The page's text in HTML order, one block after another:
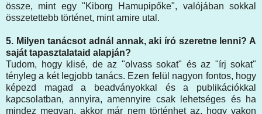
össze, mint egy "Kiborg Hamupipőke", valójában sokkal
összetettebb történet, mint amire utal.
5. Milyen tanácsot adnál annak, aki író szeretne lenni? A
saját tapasztalataid alapján?
Tudom, hogy klisé, de az "olvass sokat" és az "írj sokat"
tényleg a két legjobb tanács. Ezen felül nagyon fontos, hogy
képezd magad a beadványokkal és a publikációkkal
kapcsolatban, annyira, amennyire csak lehetséges és ha
mindez megvan, akkor már nem történhet az, hogy vakon